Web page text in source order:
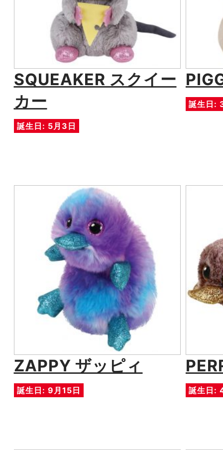
SQUEAKER スクイー
カー
誕生日: 5月3日
誕生日:
ZAPPY ザッピィ
誕生日: 9月15日 誕生日: